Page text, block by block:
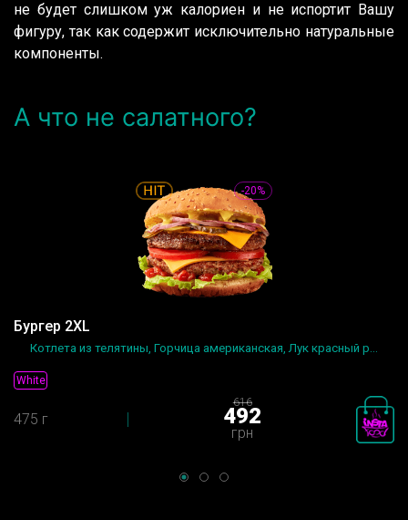
не будет слишком уж калориен и не испортит Вашу
фигуру, так как содержит исключительно натуральные
компоненты.
А что не салатного?
-20%
Бургер 2XL
Котлета из телятины, Горчица американская, Лук красный р...
White
475 г
616
492
грн